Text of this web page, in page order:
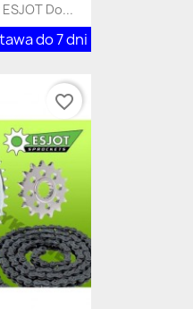
Do...
do 7 dni
favorite_border